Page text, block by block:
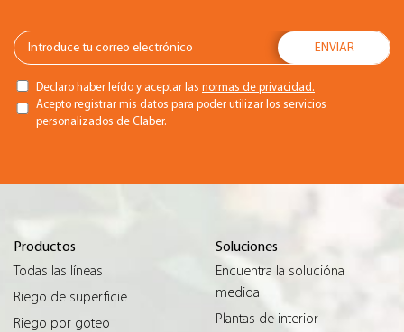
Declaro haber leído y aceptar las normas de privacidad.
Acepto registrar mis datos para poder utilizar los servicios
personalizados de Claber.
Productos
Todas las líneas
Riego de superficie
Riego por goteo
Soluciones
Encuentra la solucióna
medida
Plantas de interior